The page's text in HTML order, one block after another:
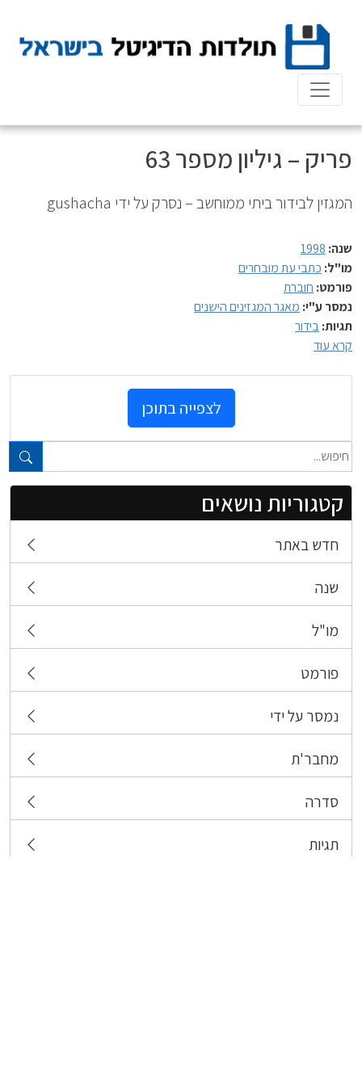
content
טקסט חופשי...
קטגוריות נושאים
חדש באתר
שנה
מו"ל
פורמט
נמסר על ידי
מחבר'ת
סדרה
תגיות
פריק – גיליון מספר 63
המגזין לבידור ביתי ממוחשב – נסרק על ידי gushacha
שנה: 1998
מו"ל: כתבי עת מובחרים
פורמט: חוברת
נמסר ע"י: מאגר המגזינים הישנים
תגיות:בידור
קרא עוד
לצפייה בתוכן